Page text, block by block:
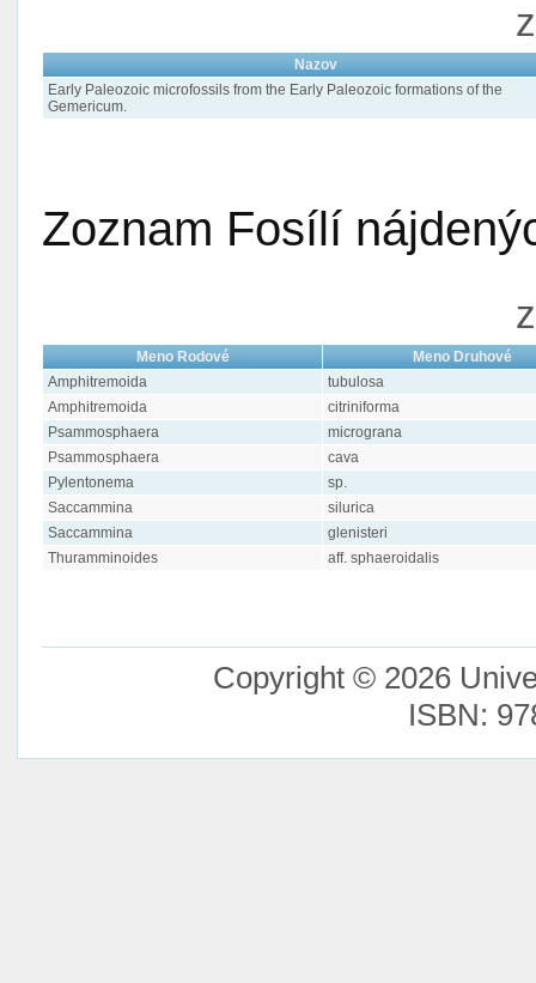
Nazov
Early Paleozoic microfossils from the Early Paleozoic formations of the
Gemericum.
Zoznam Fosílí
Meno Rodové
Meno Druhové
Amphitremoida
tubulosa
Amphitremoida
citriniforma
Psammosphaera
micrograna
Psammosphaera
cava
Pylentonema
sp.
Saccammina
silurica
Saccammina
glenisteri
Thuramminoides
aff. sphaeroidalis
Copyright © 2026
ISBN: